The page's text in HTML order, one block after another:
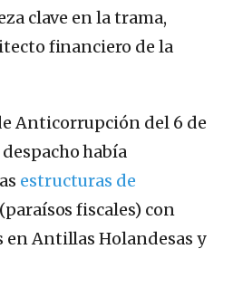
clave en la trama,
financiero de la
Anticorrupción del 6 de
había
estructuras de
(paraísos fiscales) con
en Antillas Holandesas y